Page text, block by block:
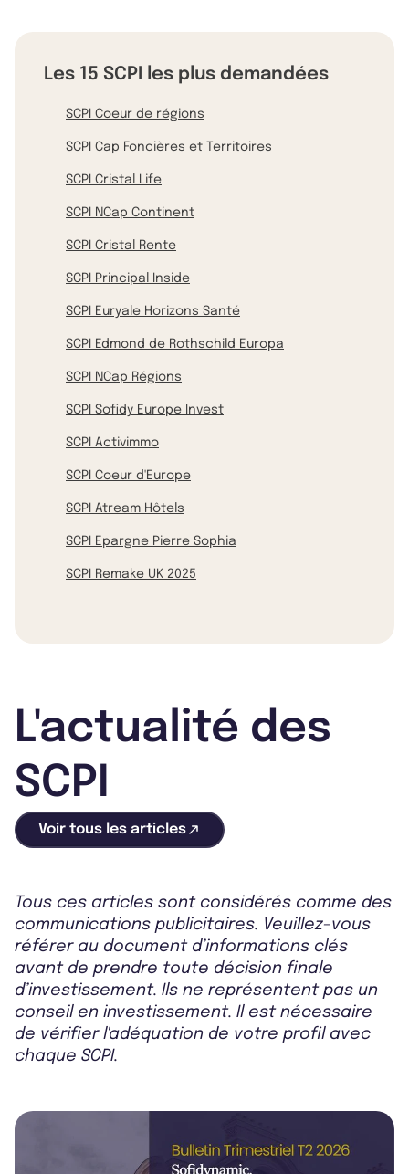
Les 15 SCPI les plus demandées
SCPI Coeur de régions
SCPI Cap Foncières et Territoires
SCPI Cristal Life
SCPI NCap Continent
SCPI Cristal Rente
SCPI Principal Inside
SCPI Euryale Horizons Santé
SCPI Edmond de Rothschild Europa
SCPI NCap Régions
SCPI Sofidy Europe Invest
SCPI Activimmo
SCPI Coeur d'Europe
SCPI Atream Hôtels
SCPI Epargne Pierre Sophia
SCPI Remake UK 2025
L'actualité des
SCPI
Voir tous les articles
Tous ces articles sont considérés comme des
communications publicitaires. Veuillez-vous
référer au document d’informations clés
avant de prendre toute décision finale
d’investissement. Ils ne représentent pas un
conseil en investissement. Il est nécessaire
de vérifier l'adéquation de votre profil avec
chaque SCPI.